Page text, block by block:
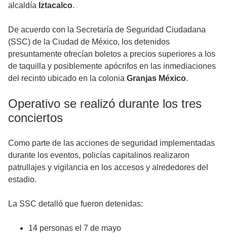
alcaldía Iztacalco.
De acuerdo con la Secretaría de Seguridad Ciudadana
(SSC) de la Ciudad de México, los detenidos
presuntamente ofrecían boletos a precios superiores a los
de taquilla y posiblemente apócrifos en las inmediaciones
del recinto ubicado en la colonia Granjas México.
Operativo se realizó durante los tres
conciertos
Como parte de las acciones de seguridad implementadas
durante los eventos, policías capitalinos realizaron
patrullajes y vigilancia en los accesos y alrededores del
estadio.
La SSC detalló que fueron detenidas:
14 personas el 7 de mayo